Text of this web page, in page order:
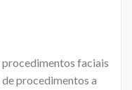
faciais
procedimentos a